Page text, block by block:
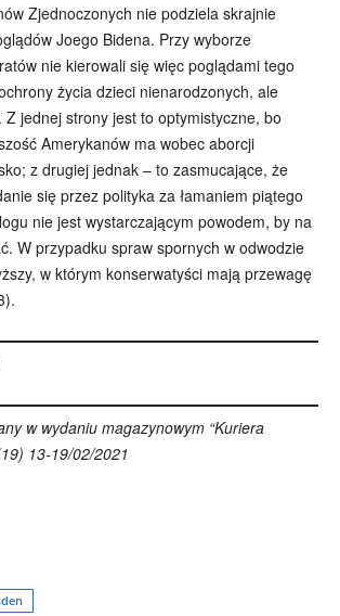
Zjednoczonych nie podziela skrajnie
Joego Bidena. Przy wyborze
nie kierowali się więc poglądami tego
życia dzieci nienarodzonych, ale
Z jednej strony jest to optymistyczne, bo
Amerykanów ma wobec aborcji
z drugiej jednak – to zasmucające, że
się przez polityka za łamaniem piątego
nie jest wystarczającym powodem, by na
W przypadku spraw spornych w odwodzie
w którym konserwatyści mają przewagę
w wydaniu magazynowym “Kuriera
13-19/02/2021
ks. Jarosław Wąsowicz SDB